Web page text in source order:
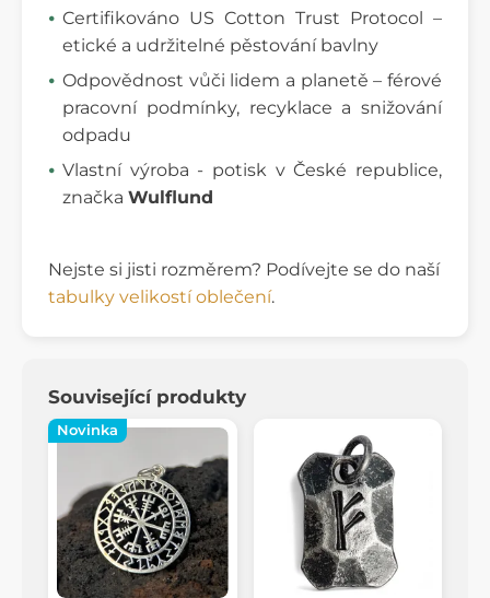
Certifikováno US Cotton Trust Protocol –
etické a udržitelné pěstování bavlny
Odpovědnost vůči lidem a planetě – férové
pracovní podmínky, recyklace a snižování
odpadu
Vlastní výroba - potisk v České republice,
značka Wulflund
Nejste si jisti rozměrem? Podívejte se do naší
tabulky velikostí oblečení.
Související produkty
Novinka